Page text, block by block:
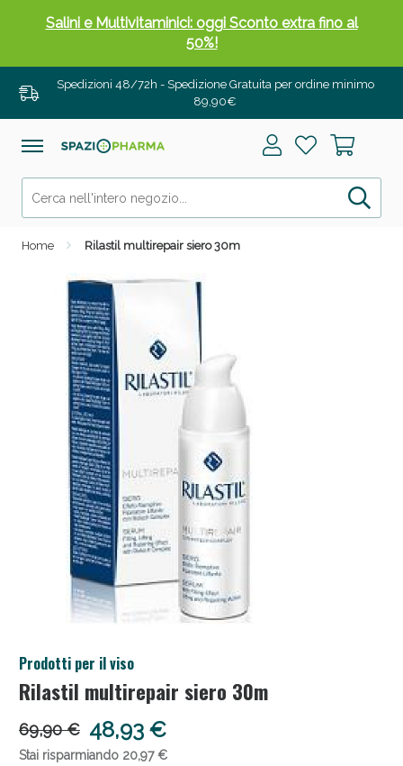
Spedizioni 48/72h - Spedizione Gratuita per ordine minimo
89,90€
Home Rilastil multirepair siero 30m
Prodotti per il viso
Rilastil multirepair siero 30m
69,90 € 48,93 €
Stai risparmiando 20,97 €
Salini e Multivitaminici: oggi Sconto extra fino al
50%!
Anticellulite e Fanghi: Sconto fino al 40% valido
oggi!
Anticellulite e Fanghi: Sconto fino al 40% valido